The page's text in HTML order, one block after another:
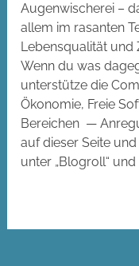
Augenwischerei –
allem im rasanten
Lebensqualität und
Wenn du was
unterstütze die
Ökonomie, Freie
Bereichen —
auf dieser Seite und
unter „Blogroll“ und